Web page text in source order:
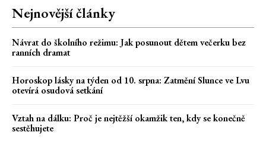
Nejnovější články
Návrat do školního režimu: Jak posunout dětem večerku bez
ranních dramat
Horoskop lásky na týden od 10. srpna: Zatmění Slunce ve Lvu
otevírá osudová setkání
Vztah na dálku: Proč je nejtěžší okamžik ten, kdy se konečně
sestěhujete